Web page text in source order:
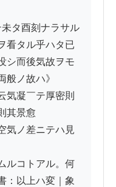
看タル乎ハタ已
シ而後気故ヲモ
般ノ故ハ》
気凝￣テ厚密則
其景愈
気ノ差ニテハ見
ルコトアル。何
：以上ハ変｜象